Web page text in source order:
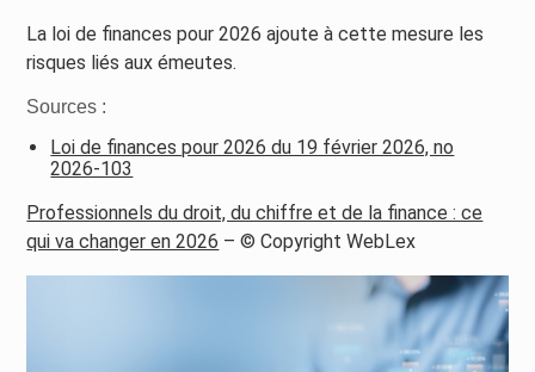
La loi de finances pour 2026 ajoute à cette mesure les
risques liés aux émeutes.
Sources :
Loi de finances pour 2026 du 19 février 2026, no
2026-103
Professionnels du droit, du chiffre et de la finance : ce
qui va changer en 2026 – © Copyright WebLex